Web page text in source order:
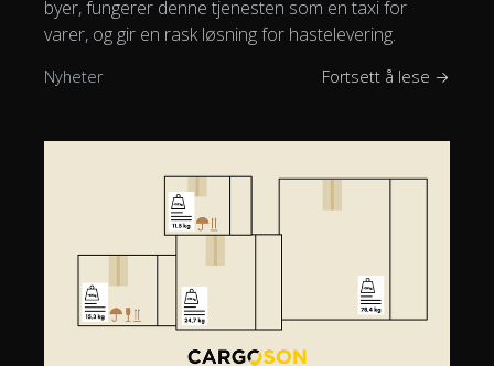
byer, fungerer denne tjenesten som en taxi for
varer, og gir en rask løsning for hastelevering.
Nyheter Fortsett å lese →